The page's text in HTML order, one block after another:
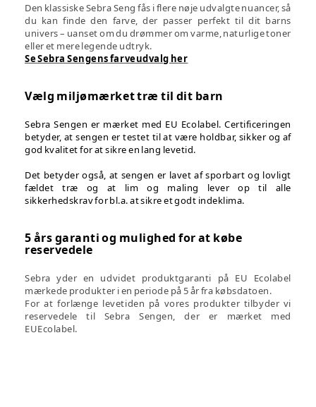
Den klassiske Sebra Seng fås i flere nøje udvalgte nuancer, så
du kan finde den farve, der passer perfekt til dit barns
univers – uanset om du drømmer om varme, naturlige toner
eller et mere legende udtryk.
Se Sebra Sengens farveudvalg her
Vælg miljømærket træ til dit barn
Sebra Sengen er mærket med EU Ecolabel. Certificeringen
betyder, at sengen er testet til at være holdbar, sikker og af
god kvalitet for at sikre en lang levetid.
Det betyder også, at sengen er lavet af sporbart og lovligt
fældet træ og at lim og maling lever op til alle
sikkerhedskrav for bl.a. at sikre et godt indeklima.
5 års garanti og mulighed for at købe
reservedele
Sebra yder en udvidet produktgaranti på EU Ecolabel
mærkede produkter i en periode på 5 år fra købsdatoen.
For at forlænge levetiden på vores produkter tilbyder vi
reservedele til Sebra Sengen, der er mærket med
EUEcolabel.